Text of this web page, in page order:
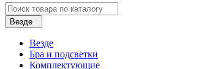
Везде
Везде
Бра и подсветки
Комплектующие